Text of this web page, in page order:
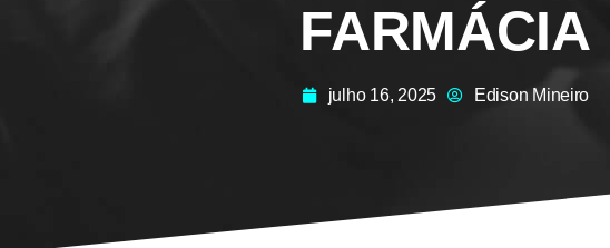
FARMÁCIA
julho 16, 2025 Edison Mineiro